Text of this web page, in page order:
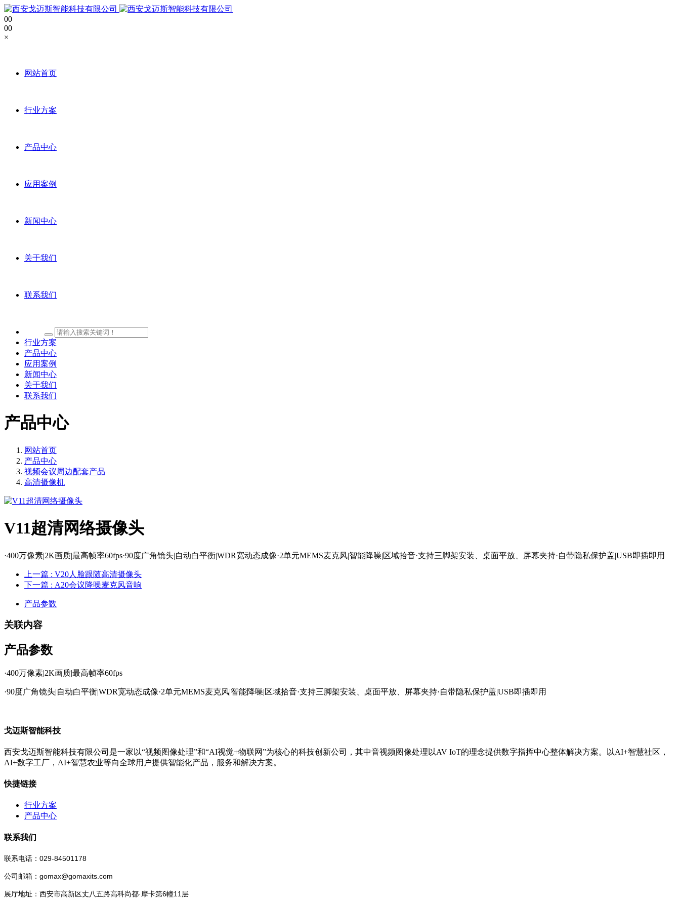
00
00
×
网站首页
行业方案
产品中心
应用案例
新闻中心
关于我们
联系我们
行业方案
产品中心
应用案例
新闻中心
关于我们
联系我们
产品中心
网站首页
产品中心
视频会议周边配套产品
高清摄像机
V11超清网络摄像头
·400万像素|2K画质|最高帧率60fps·90度广角镜头|自动白平衡|WDR宽动态成像·2单元MEMS麦克风|智能降噪|区域拾音·支持三脚架安装、桌面平放、屏幕夹持·自带隐私保护盖|USB即插即用
上一篇 : V20人脸跟随高清摄像头
下一篇 : A20会议降噪麦克风音响
产品参数
关联内容
产品参数
·400万像素|2K画质|最高帧率60fps
·90度广角镜头|自动白平衡|WDR宽动态成像·2单元MEMS麦克风|智能降噪|区域拾音·支持三脚架安装、桌面平放、屏幕夹持·自带隐私保护盖|USB即插即用
戈迈斯智能科技
西安戈迈斯智能科技有限公司是一家以“视频图像处理”和“AI视觉+物联网”为核心的科技创新公司，其中音视频图像处理以AV IoT的理念提供数字指挥中心整体解决方案。以AI+智慧社区，
AI+数字工厂，AI+智慧农业等向全球用户提供智能化产品，服务和解决方案。
快捷链接
行业方案
产品中心
联系我们
联系电话：029-84501178
公司邮箱：gomax@gomaxits.com
展厅地址：西安市高新区丈八五路高科尚都·摩卡第6幢11层